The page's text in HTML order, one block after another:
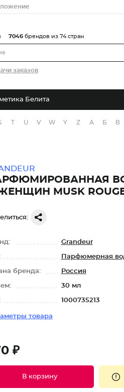
заказов
7046 брендов из 74 стран
Белита
T U V W Y Z А Б В
MUSK
Grandeur
Парфюмерная
бренда: Россия
30 мл
1000735213
товара
₽
В корзину